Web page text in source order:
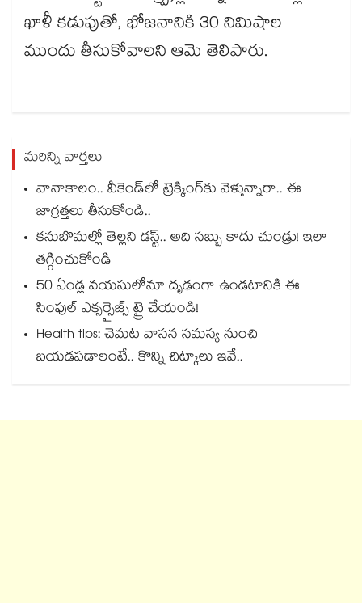
ఖాళీ కడుపుతో, భోజనానికి 30 నిమిషాల
ముందు తీసుకోవాలని ఆమె తెలిపారు.
మరిన్ని వార్తలు
వానాకాలం.. వీకెండ్‏లో ట్రెక్కింగ్‎కు వెళ్తున్నారా.. ఈ
జాగ్రత్తలు తీసుకోండి..
కనుబొమల్లో తెల్లని డస్ట్.. అది సబ్బు కాదు చుండ్రు! ఇలా
తగ్గించుకోండి
50 ఏండ్ల వయసులోనూ దృఢంగా ఉండటానికి ఈ
సింపుల్ ఎక్సర్సైజ్స్ ట్రై చేయండి!
Health tips: చెమట వాసన సమస్య నుంచి
బయడపడాలంటే.. కొన్ని చిట్కాలు ఇవే..